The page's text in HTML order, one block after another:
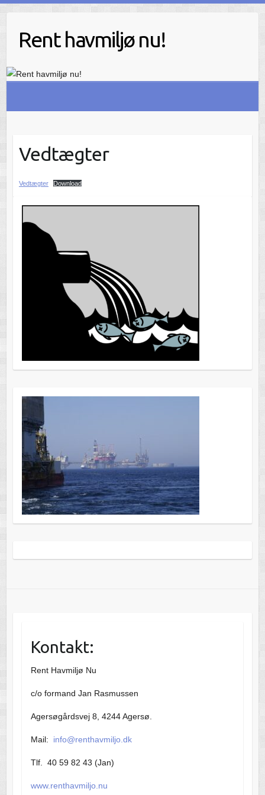
contentRent havmiljø nu!
Vedtægter
Vedtægter Download
Kontakt:
Rent Havmiljø Nu
c/o formand Jan Rasmussen
Agersøgårdsvej 8, 4244 Agersø.
Mail: info@renthavmiljo.dk
Tlf. 40 59 82 43 (Jan)
www.renthavmiljo.nu